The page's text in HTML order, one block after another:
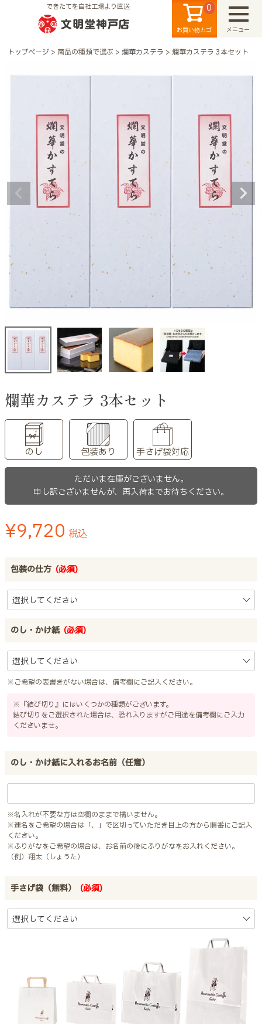
できたてを自社工場より直送
お買い物カゴ
0
メニュー
検索
トップページ 商品の種類で選ぶ 爛華カステラ 爛華カステラ 3本セット
爛華カステラ 3本セット
のし 包装あり 手さげ袋対応
ただいま在庫がございません。
申し訳ございませんが、再入荷までお待ちください。
¥9,720 税込
包装の仕方 (必須)
のし・かけ紙 (必須)
※ご希望の表書きがない場合は、備考欄にご記入ください。
※『結び切り』にはいくつかの種類がございます。
結び切りをご選択された場合は、恐れ入りますがご用途を備考欄にご入力
くださいませ。
のし・かけ紙に入れるお名前（任意）
※名入れが不要な方は空欄のままで構いません。
※連名をご希望の場合は「、」で区切っていただき目上の方から順番にご記入
ください。
※ふりがなをご希望の場合は、お名前の後にふりがなをお入れください。
（例）翔太（しょうた）
手さげ袋（無料） (必須)